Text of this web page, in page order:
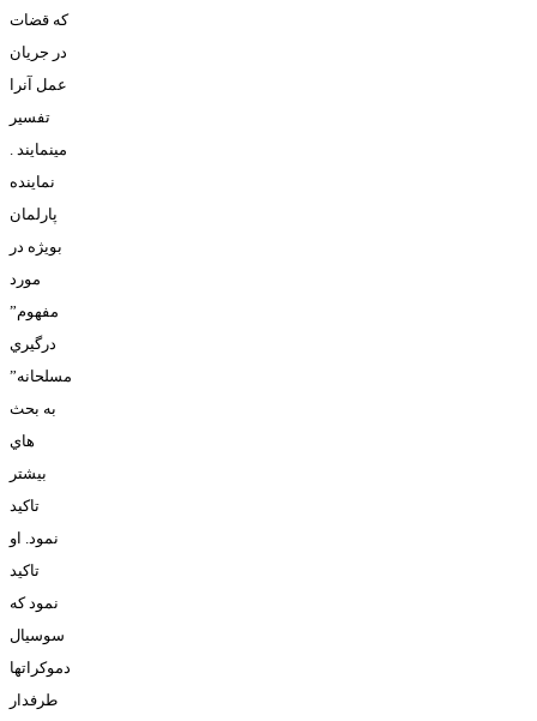
که قضات
در جريان
عمل آنرا
تفسير
مينمايند .
نماينده
پارلمان
بويژه در
مورد
مفهوم”
درگيري
مسلحانه”
به بحث
هاي
بيشتر
تاکيد
نمود. او
تاکيد
نمود که
سوسيال
دموکراتها
طرفدار